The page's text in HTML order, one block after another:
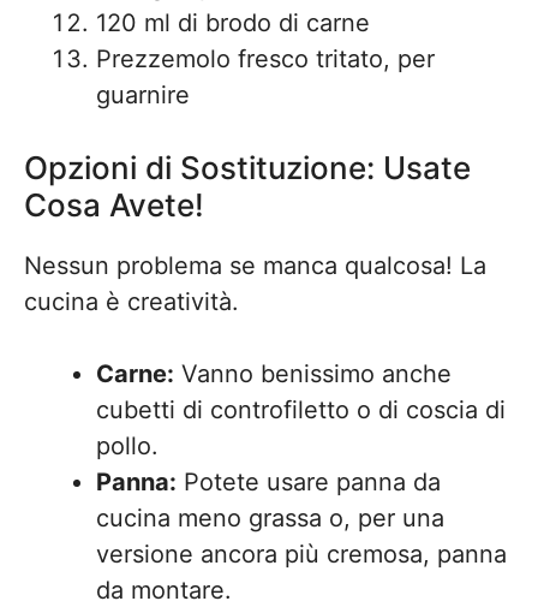
120 ml di brodo di carne
Prezzemolo fresco tritato, per
guarnire
Opzioni di Sostituzione: Usate
Cosa Avete!
Nessun problema se manca qualcosa! La
cucina è creatività.
Carne: Vanno benissimo anche
cubetti di controfiletto o di coscia di
pollo.
Panna: Potete usare panna da
cucina meno grassa o, per una
versione ancora più cremosa, panna
da montare.